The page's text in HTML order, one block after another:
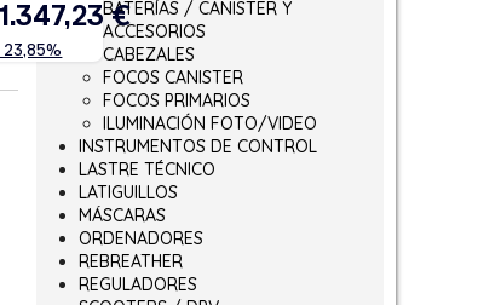
BATERÍAS / CANISTER Y
ACCESORIOS
CABEZALES
FOCOS CANISTER
FOCOS PRIMARIOS
ILUMINACIÓN FOTO/VIDEO
INSTRUMENTOS DE CONTROL
LASTRE TÉCNICO
LATIGUILLOS
MÁSCARAS
ORDENADORES
REBREATHER
REGULADORES